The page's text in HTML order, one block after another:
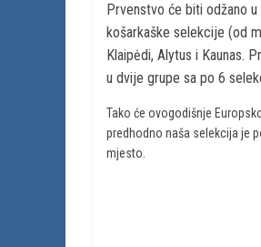
Prvenstvo će biti odžano
košarkaške selekcije (od
Klaipėdi, Alytus i Kaunas.
u dvije grupe sa po 6
Tako će ovogodišnje
predhodno naša selekcija je
mjesto.